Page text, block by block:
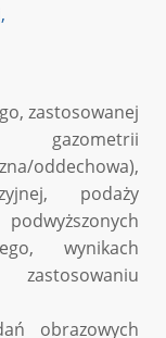
zastosowanej
gazometrii
oddechowa),
podaży
wynikach
obrazowych